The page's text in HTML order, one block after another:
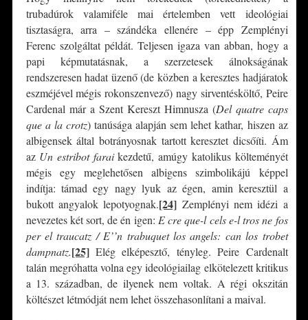
trubadúrok valamiféle mai értelemben vett ideológiai
tisztaságra, arra – szándéka ellenére – épp Zemplényi
Ferenc szolgáltat példát. Teljesen igaza van abban, hogy a
papi képmutatásnak, a szerzetesek álnokságának
rendszeresen hadat üzenő (de közben a keresztes hadjáratok
eszméjével mégis rokonszenvező) nagy sirventésköltő, Peire
Cardenal már a Szent Kereszt Himnusza (Del quatre caps
que a la crotz) tanúsága alapján sem lehet kathar, hiszen az
albigensek által botrányosnak tartott keresztet dicsőíti. Ám
az Un estribot faraikezdetű, amúgy katolikus költeményét
mégis egy meglehetősen albigens szimbolikájú képpel
indítja: támad egy nagy lyuk az égen, amin keresztül a
bukott angyalok lepotyognak.[24] Zemplényi nem idézi a
nevezetes két sort, de én igen: E cre que-l cels e-l tros ne fos
per el traucatz / E’’n trabuquet los angels: can los trobet
dampnatz.[25]Elég elképesztő, tényleg. Peire Cardenalt
talán megróhatta volna egy ideológiailag elkötelezett kritikus
a 13. században, de ilyenek nem voltak. A régi okszitán
költészet létmódját nem lehet összehasonlítani a maival.